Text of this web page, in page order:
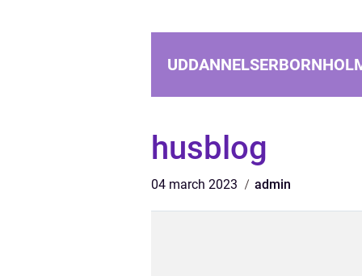
husblog
04 march 2023 admin